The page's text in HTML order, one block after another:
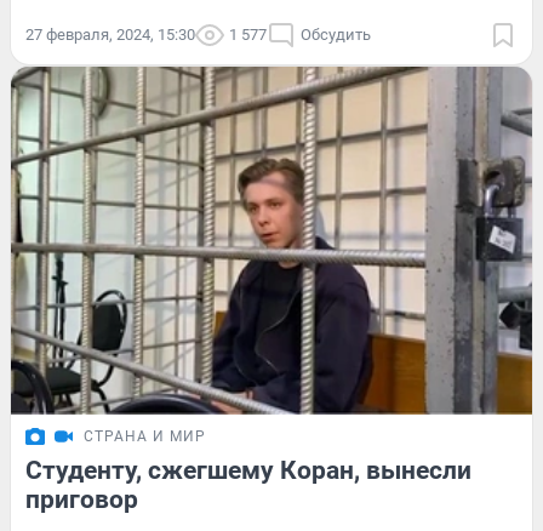
27 февраля, 2024, 15:30 1 577 Обсудить
СТРАНА И МИР
Студенту, сжегшему Коран, вынесли
приговор